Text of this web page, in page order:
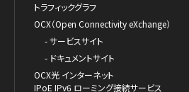
トラフィックグラフ
OCX（Open Connectivity eXchange）
- サービスサイト
- ドキュメントサイト
OCX光 インターネット
IPoE IPv6 ローミング接続サービス